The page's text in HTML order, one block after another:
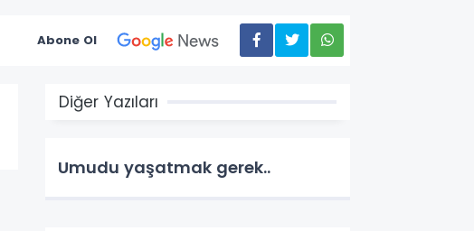
Abone Ol
Diğer Yazıları
Umudu yaşatmak gerek..